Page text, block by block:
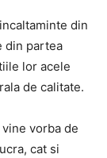
din
din partea
lor acele
de calitate.
vorba de
cat si